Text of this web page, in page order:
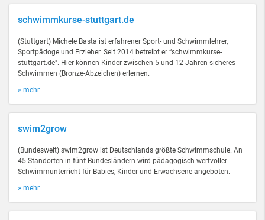
schwimmkurse-stuttgart.de
(Stuttgart) Michele Basta ist erfahrener Sport- und Schwimmlehrer,
Sportpädoge und Erzieher. Seit 2014 betreibt er “schwimmkurse-
stuttgart.de". Hier können Kinder zwischen 5 und 12 Jahren sicheres
Schwimmen (Bronze-Abzeichen) erlernen.
» mehr
swim2grow
(Bundesweit) swim2grow ist Deutschlands größte Schwimmschule. An
45 Standorten in fünf Bundesländern wird pädagogisch wertvoller
Schwimmunterricht für Babies, Kinder und Erwachsene angeboten.
» mehr